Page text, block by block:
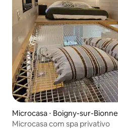
Microcasa ⋅ Boigny-sur-Bionne
Microcasa com spa privativo